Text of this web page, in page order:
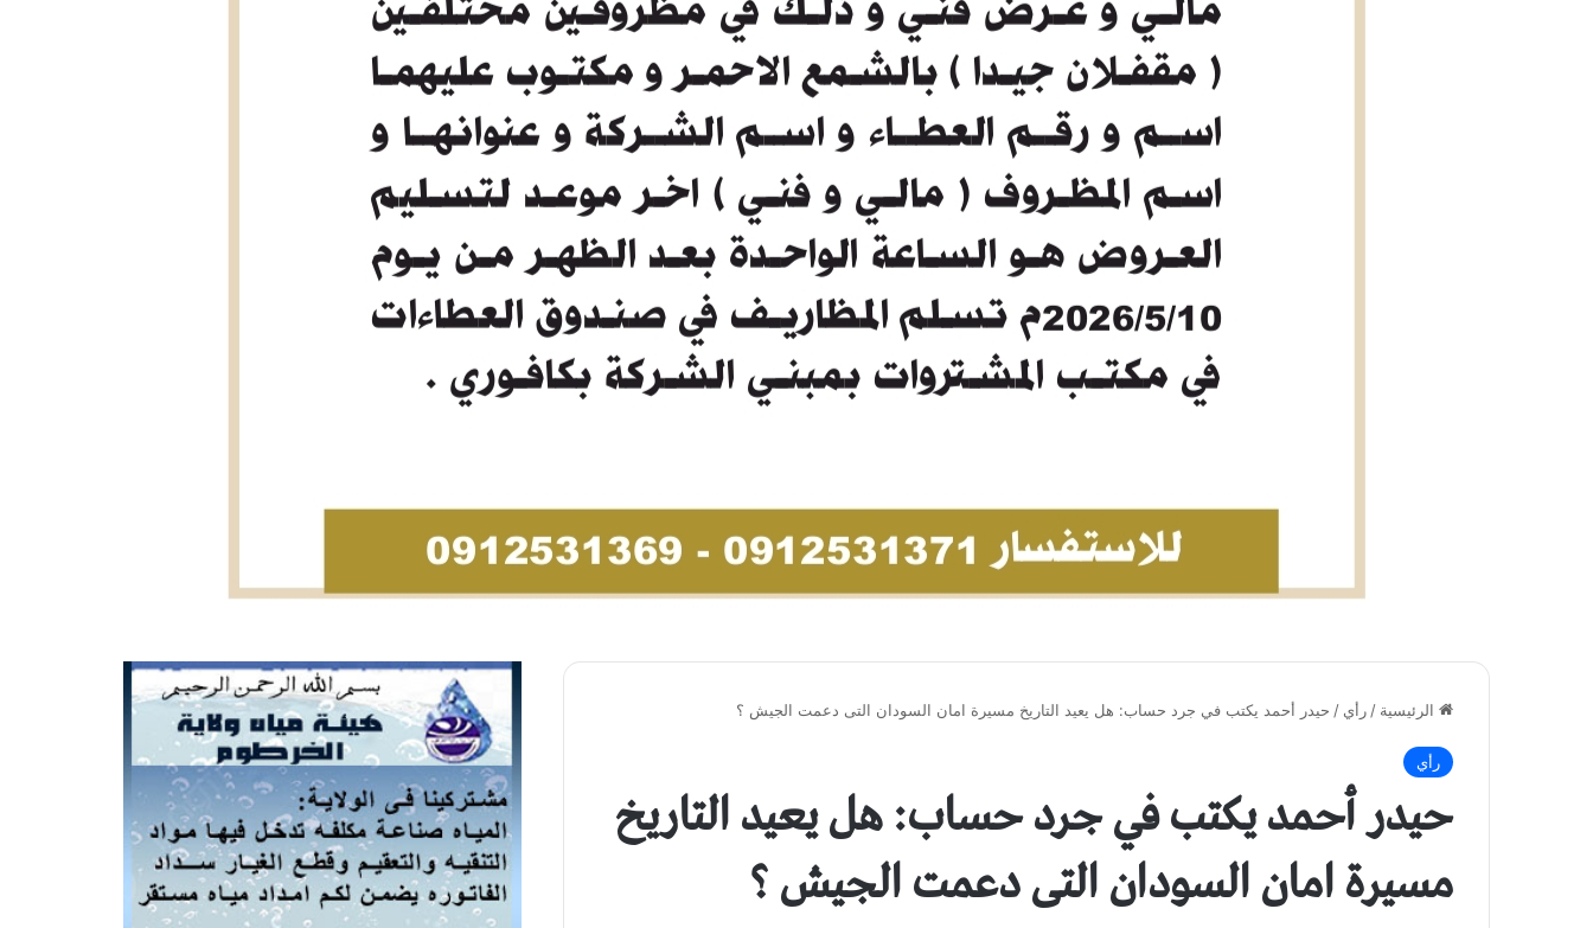
الرئيسية / رأي / حيدر أحمد يكتب في جرد حساب: هل يعيد التاريخ مسيرة امان السودان التى دعمت الجيش ؟
رأي
حيدر أحمد يكتب في جرد حساب: هل يعيد التاريخ
مسيرة امان السودان التى دعمت الجيش ؟